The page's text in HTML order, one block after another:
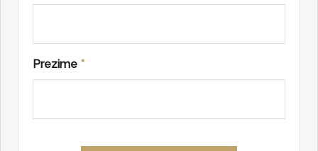
Prezime *